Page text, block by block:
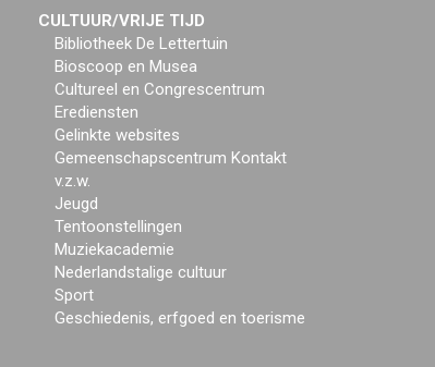
CULTUUR/VRIJE TIJD
Bibliotheek De Lettertuin
Bioscoop en Musea
Cultureel en Congrescentrum
Erediensten
Gelinkte websites
Gemeenschapscentrum Kontakt
v.z.w.
Jeugd
Tentoonstellingen
Muziekacademie
Nederlandstalige cultuur
Sport
Geschiedenis, erfgoed en toerisme